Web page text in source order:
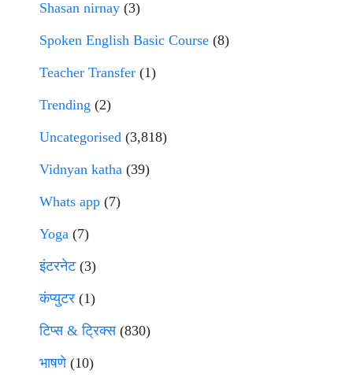
Shasan nirnay (3)
Spoken English Basic Course (8)
Teacher Transfer (1)
Trending (2)
Uncategorised (3,818)
Vidnyan katha (39)
Whats app (7)
Yoga (7)
इंटरनेट(3)
कंप्युटर (1)
टिप्स & ट्रिक्स(830)
भाषणे(10)